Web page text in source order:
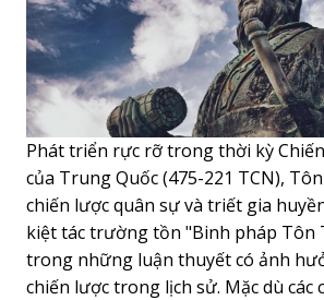
Phát triển rực rỡ trong thời kỳ
của Trung Quốc (475-221 TCN),
chiến lược quân sự và triết gia
kiệt tác trường tồn "Binh pháp Tôn
trong những luận thuyết có ảnh
chiến lược trong lịch sử. Mặc dù các